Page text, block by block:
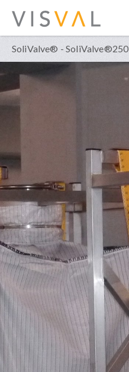
SoliValve® - SoliValve®250